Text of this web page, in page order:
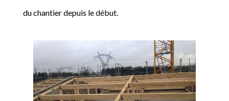
du chantier depuis le début.